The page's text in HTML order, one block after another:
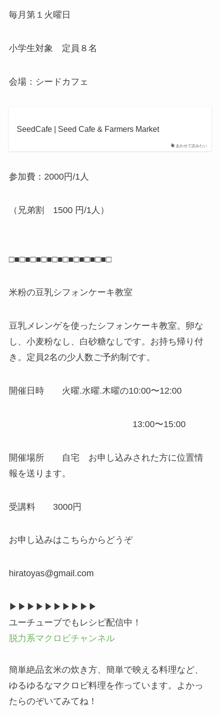
毎月第１火曜日
小学生対象 定員８名
会場：シードカフェ
あわせて読みたい
SeedCafe | Seed Cafe & Farmers Market
参加費：2000円/1人
（兄弟割 1500 円/1人）
□■□■□■□■□■□■□■□■□■□
米粉の豆乳シフォンケーキ教室
豆乳メレンゲを使ったシフォンケーキ教室。卵な
し、小麦粉なし、白砂糖なしです。お持ち帰り付
き。定員2名の少人数ご予約制です。
開催日時 火曜.水曜.木曜の10:00〜12:00
13:00〜15:00
開催場所 自宅 お申し込みされた方に位置情
報を送ります。
受講料 3000円
お申し込みはこちらからどうぞ
hiratoyas@gmail.com
▶▶︎▶︎▶▶︎▶︎▶▶︎▶︎▶
ユーチューブでもレシピ配信中！
脱力系マクロビチャンネル
簡単絶品玄米の炊き方、簡単で映える料理など、
ゆるゆるなマクロビ料理を作っています。よかっ
たらのぞいてみてね！